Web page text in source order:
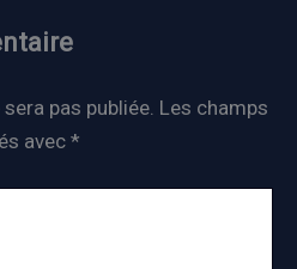
pas publiée. Les champs
avec *